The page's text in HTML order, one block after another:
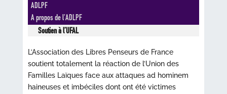
ADLPF
A propos de l'ADLPF
Soutien à l’UFAL
L’Association des Libres Penseurs de France
soutient totalement la réaction de l’Union des
Familles Laïques face aux attaques ad hominem
haineuses et imbéciles dont ont été victimes